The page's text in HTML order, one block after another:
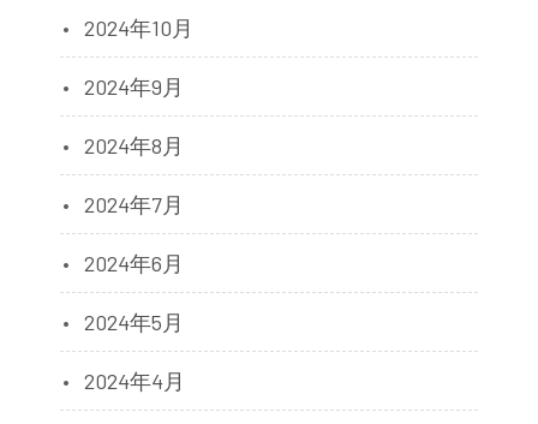
2024年10月
2024年9月
2024年8月
2024年7月
2024年6月
2024年5月
2024年4月